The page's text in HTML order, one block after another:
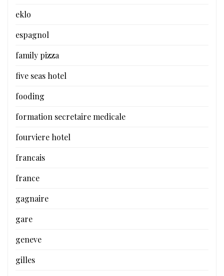
eklo
espagnol
family pizza
five seas hotel
fooding
formation secretaire medicale
fourviere hotel
francais
france
gagnaire
gare
geneve
gilles